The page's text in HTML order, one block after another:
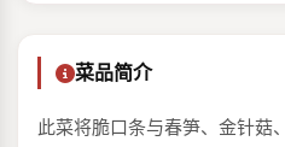
菜品简介
此菜将脆口条与春笋、金针菇